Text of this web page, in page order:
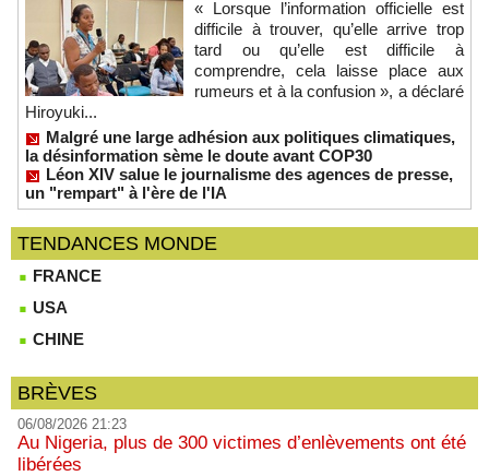
« Lorsque l’information officielle est
difficile à trouver, qu’elle arrive trop
tard ou qu’elle est difficile à
comprendre, cela laisse place aux
rumeurs et à la confusion », a déclaré
Hiroyuki...
Malgré une large adhésion aux politiques climatiques,
la désinformation sème le doute avant COP30
Léon XIV salue le journalisme des agences de presse,
un "rempart" à l'ère de l'IA
TENDANCES MONDE
FRANCE
USA
CHINE
BRÈVES
06/08/2026 21:23
Au Nigeria, plus de 300 victimes d’enlèvements ont été
libérées